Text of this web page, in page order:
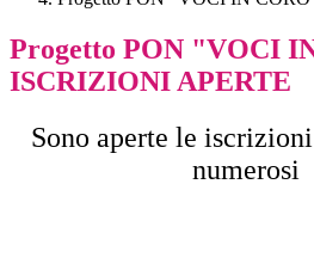
Progetto PON "VOCI
ISCRIZIONI APERTE
Sono aperte le